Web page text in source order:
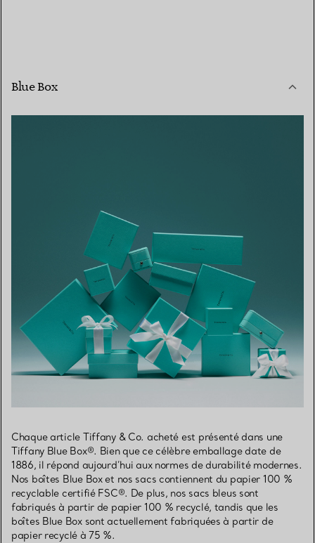
Blue Box
Chaque article Tiffany & Co. acheté est présenté dans une
Tiffany Blue Box®. Bien que ce célèbre emballage date de
1886, il répond aujourd’hui aux normes de durabilité modernes.
Nos boîtes Blue Box et nos sacs contiennent du papier 100 %
recyclable certifié FSC®. De plus, nos sacs bleus sont
fabriqués à partir de papier 100 % recyclé, tandis que les
boîtes Blue Box sont actuellement fabriquées à partir de
papier recyclé à 75 %.